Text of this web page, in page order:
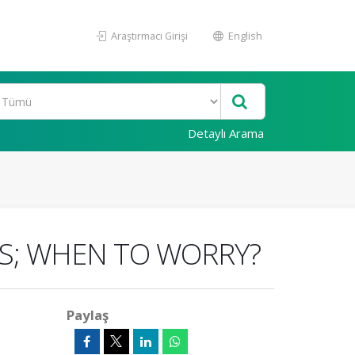
Araştırmacı Girişi English
Detaylı Arama
WHEN TO WORRY?
Paylaş